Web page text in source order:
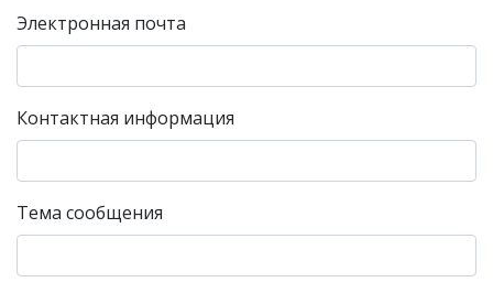
Электронная почта
Контактная информация
Тема сообщения